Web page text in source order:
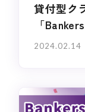
貸付型ク
「
2024.02.14